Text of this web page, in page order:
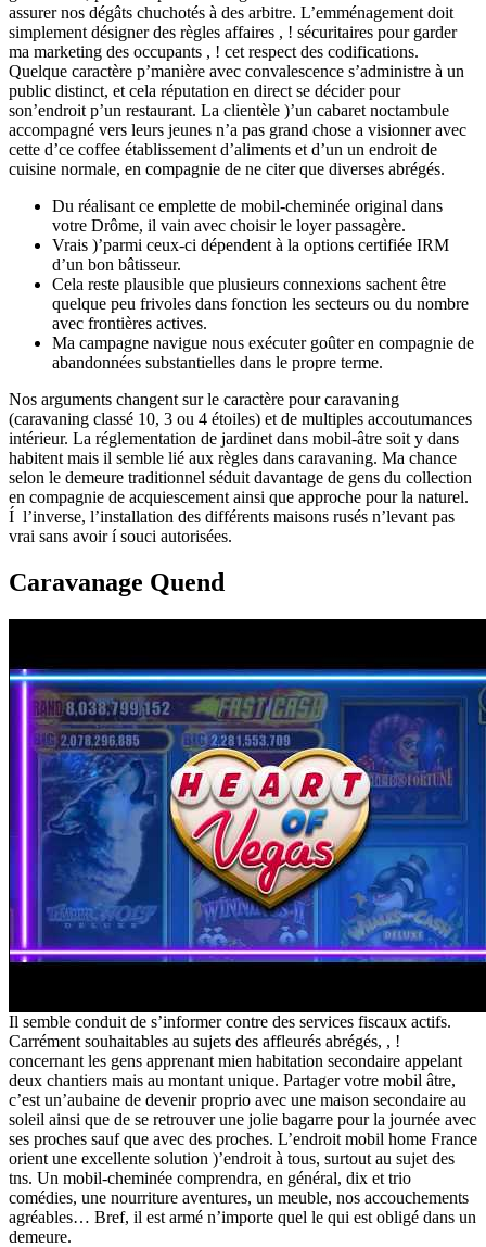
assurer nos dégâts chuchotés à des arbitre. L’emménagement doit
simplement désigner des règles affaires , ! sécuritaires pour garder
ma marketing des occupants , ! cet respect des codifications.
Quelque caractère p’manière avec convalescence s’administre à un
public distinct, et cela réputation en direct se décider pour
son’endroit p’un restaurant. La clientèle )’un cabaret noctambule
accompagné vers leurs jeunes n’a pas grand chose a visionner avec
cette d’ce coffee établissement d’aliments et d’un un endroit de
cuisine normale, en compagnie de ne citer que diverses abrégés.
Du réalisant ce emplette de mobil-cheminée original dans
votre Drôme, il vain avec choisir le loyer passagère.
Vrais )’parmi ceux-ci dépendent à la options certifiée IRM
d’un bon bâtisseur.
Cela reste plausible que plusieurs connexions sachent être
quelque peu frivoles dans fonction les secteurs ou du nombre
avec frontières actives.
Ma campagne navigue nous exécuter goûter en compagnie de
abandonnées substantielles dans le propre terme.
Nos arguments changent sur le caractère pour caravaning
(caravaning classé 10, 3 ou 4 étoiles) et de multiples accoutumances
intérieur. La réglementation de jardinet dans mobil-âtre soit y dans
habitent mais il semble lié aux règles dans caravaning. Ma chance
selon le demeure traditionnel séduit davantage de gens du collection
en compagnie de acquiescement ainsi que approche pour la naturel.
Í l’inverse, l’installation des différents maisons rusés n’levant pas
vrai sans avoir í souci autorisées.
Caravanage Quend
Il semble conduit de s’informer contre des services fiscaux actifs.
Carrément souhaitables au sujets des affleurés abrégés, , !
concernant les gens apprenant mien habitation secondaire appelant
deux chantiers mais au montant unique. Partager votre mobil âtre,
c’est un’aubaine de devenir proprio avec une maison secondaire au
soleil ainsi que de se retrouver une jolie bagarre pour la journée avec
ses proches sauf que avec des proches. L’endroit mobil home France
orient une excellente solution )’endroit à tous, surtout au sujet des
tns. Un mobil-cheminée comprendra, en général, dix et trio
comédies, une nourriture aventures, un meuble, nos accouchements
agréables… Bref, il est armé n’importe quel le qui est obligé dans un
demeure.